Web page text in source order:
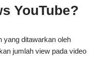
YouTube?
yang ditawarkan oleh
jumlah view pada video